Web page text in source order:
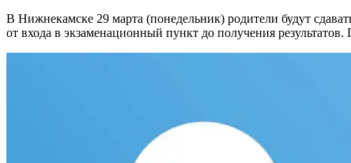
В Нижнекамске 29 марта (понедельник) родители будут
от входа в экзаменационный пункт до получения